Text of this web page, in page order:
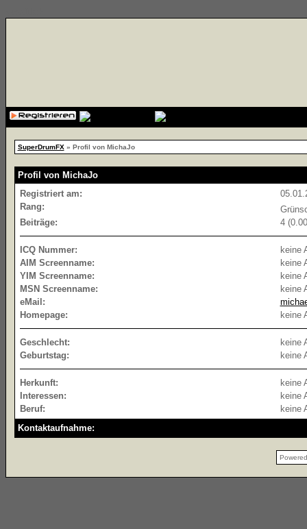
SuperDrumFX» Profil von MichaJo
Profil von MichaJo
Registriert am:
Rang:
Beiträge:
4
ICQ Nummer:
keine
AIM Screenname:
keine
YIM Screenname:
keine
MSN Screenname:
keine
eMail:
Homepage:
keine
Geschlecht:
keine
Geburtstag:
keine
Herkunft:
keine
Interessen:
keine
Beruf:
keine
Kontaktaufnahme: